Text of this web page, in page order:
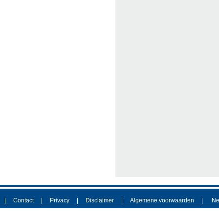
Contact Privacy Disclaimer Algemene voorwaarden